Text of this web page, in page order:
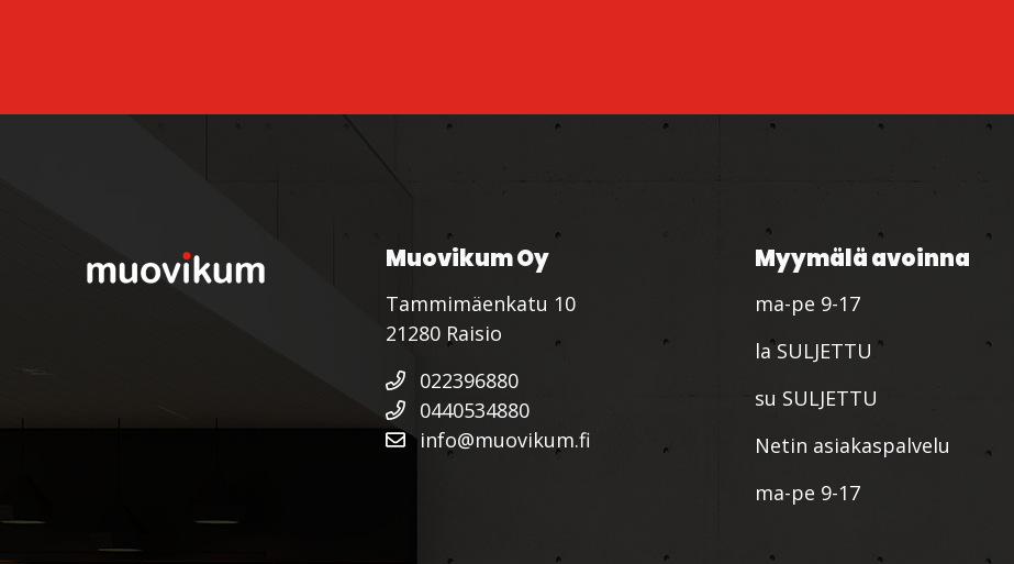
Muovikum Oy
Tammimäenkatu 10
21280 Raisio
022396880
0440534880
info@muovikum.fi
Myymälä avoinna
ma-pe 9-17
la SULJETTU
su SULJETTU
Netin asiakaspalvelu
ma-pe 9-17